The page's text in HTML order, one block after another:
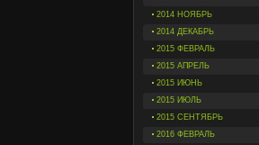
2014 НОЯБРЬ
2014 ДЕКАБРЬ
2015 ФЕВРАЛЬ
2015 АПРЕЛЬ
2015 ИЮНЬ
2015 ИЮЛЬ
2015 СЕНТЯБРЬ
2016 ФЕВРАЛЬ